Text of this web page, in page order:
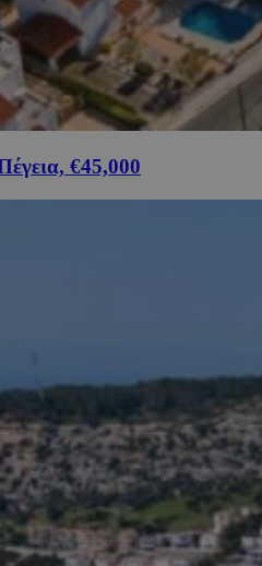
€45,000